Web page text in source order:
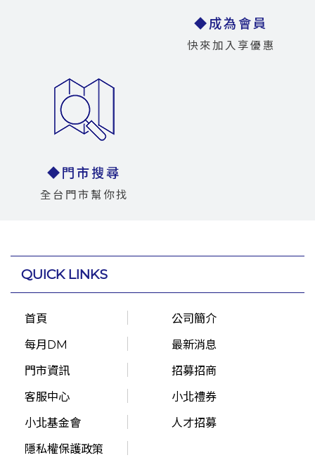
◆成為會員
快來加入享優惠
◆門市搜尋
全台門市幫你找
QUICK LINKS
首頁
公司簡介
每月DM
最新消息
門市資訊
招募招商
客服中心
小北禮券
小北基金會
人才招募
隱私權保護政策